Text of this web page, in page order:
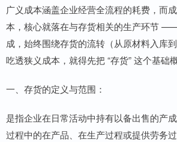
广义成本涵盖企业经营全流程的耗费，而
本，核心就落在与存货相关的生产环节
成，始终围绕存货的流转（从原材料入库
吃透狭义成本，就得先把 “存货” 这个基础
一、存货的定义与范围：
是指企业在日常活动中持有以备出售的产
过程中的在产品、在生产过程或提供劳务